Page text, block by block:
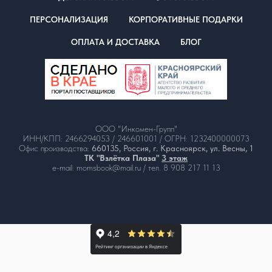
ПЕРСОНАЛИЗАЦИЯ КОРПОРАТИВНЫЕ ПОДАРКИ
ОПЛАТА И ДОСТАВКА БЛОГ
ООО "Инкомен-Групп"
ИНН/КПП: 2466294053 / 246601001 / ОГРН: 1232400000073
Офис производства: 660135, Россия, г. Красноярск, ул. Весны, 1
ТК "Взлётка Плаза" 3 этаж
e-mail: momsbook@mail.ru / тел. 8 908 217 11 13